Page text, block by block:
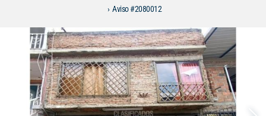
Aviso #2080012